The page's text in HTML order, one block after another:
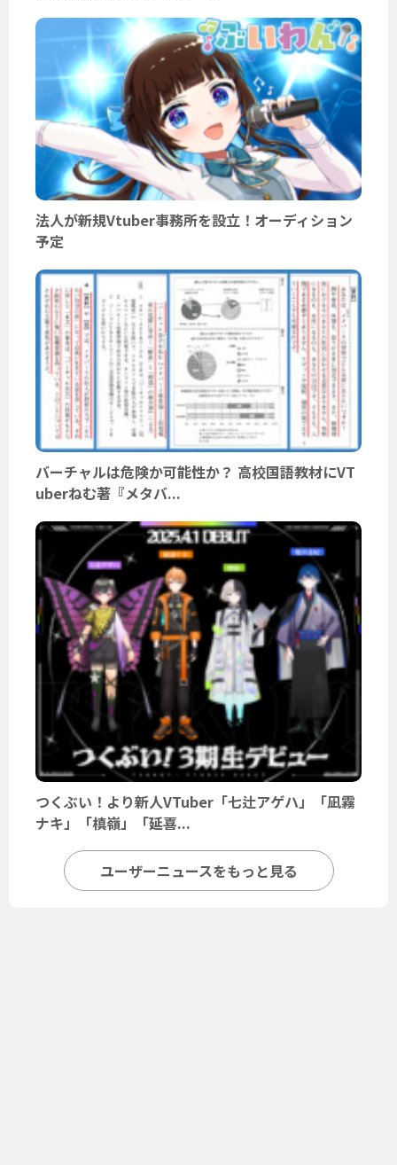
法人が新規Vtuber事務所を設立！オーディション
予定
バーチャルは危険か可能性か？ 高校国語教材にVT
uberねむ著『メタバ...
つくぶい！より新人VTuber「七辻アゲハ」「凪霧
ナキ」「槙嶺」「延喜...
ユーザーニュースをもっと見る